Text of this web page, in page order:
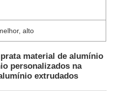
alto
material de alumínio
personalizados na
extrudados